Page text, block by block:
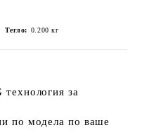
Тегло: 0.200 кг
за
по модела по ваше